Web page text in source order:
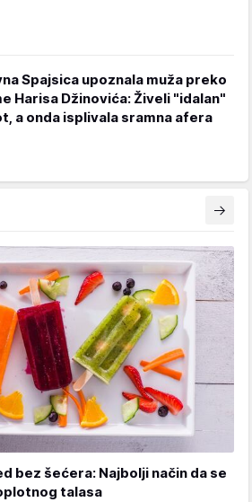
Spajsica upoznala muža preko
Harisa Džinovića: Živeli "idalan"
a onda isplivala sramna afera
bez šećera: Najbolji način da se
talasa